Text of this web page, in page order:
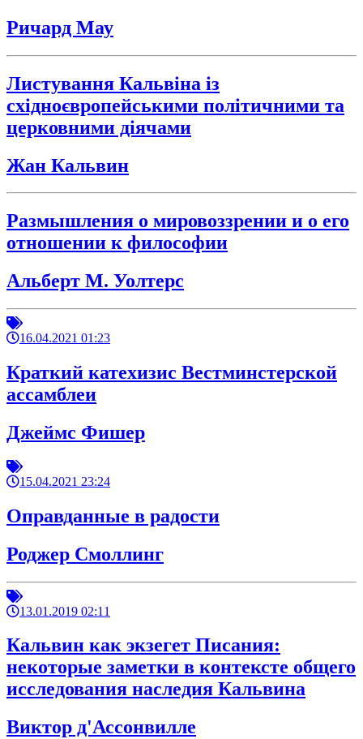
Ричард Мау
Листування Кальвіна із
східноєвропейськими політичними та
церковними діячами
Жан Кальвин
Размышления о мировоззрении и о его
отношении к философии
Альберт М. Уолтерс
16.04.2021 01:23
Краткий катехизис Вестминстерской
ассамблеи
Джеймс Фишер
15.04.2021 23:24
Оправданные в радости
Роджер Смоллинг
13.01.2019 02:11
Кальвин как экзегет Писания:
некоторые заметки в контексте общего
исследования наследия Кальвина
Виктор д'Ассонвилле